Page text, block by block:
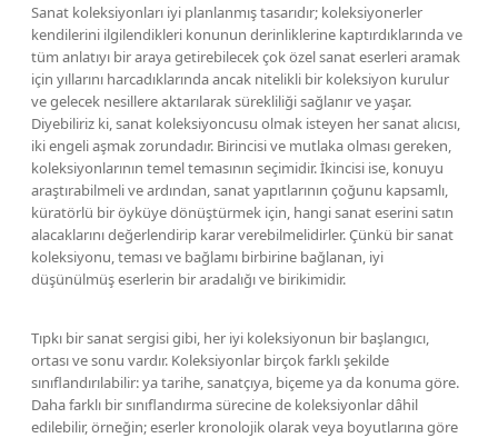
Sanat koleksiyonları iyi planlanmış tasarıdır; koleksiyonerler
kendilerini ilgilendikleri konunun derinliklerine kaptırdıklarında ve
tüm anlatıyı bir araya getirebilecek çok özel sanat eserleri aramak
için yıllarını harcadıklarında ancak nitelikli bir koleksiyon kurulur
ve gelecek nesillere aktarılarak sürekliliği sağlanır ve yaşar.
Diyebiliriz ki, sanat koleksiyoncusu olmak isteyen her sanat alıcısı,
iki engeli aşmak zorundadır. Birincisi ve mutlaka olması gereken,
koleksiyonlarının temel temasının seçimidir. İkincisi ise, konuyu
araştırabilmeli ve ardından, sanat yapıtlarının çoğunu kapsamlı,
küratörlü bir öyküye dönüştürmek için, hangi sanat eserini satın
alacaklarını değerlendirip karar verebilmelidirler. Çünkü bir sanat
koleksiyonu, teması ve bağlamı birbirine bağlanan, iyi
düşünülmüş eserlerin bir aradalığı ve birikimidir.
Tıpkı bir sanat sergisi gibi, her iyi koleksiyonun bir başlangıcı,
ortası ve sonu vardır. Koleksiyonlar birçok farklı şekilde
sınıflandırılabilir: ya tarihe, sanatçıya, biçeme ya da konuma göre.
Daha farklı bir sınıflandırma sürecine de koleksiyonlar dâhil
edilebilir, örneğin; eserler kronolojik olarak veya boyutlarına göre